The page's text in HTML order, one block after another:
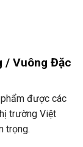
/ Vuông Đặc
được các
trường Việt
trọng.